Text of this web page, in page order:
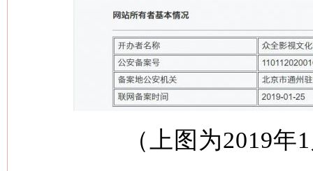
（上图为2019